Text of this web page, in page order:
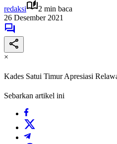
redaksi
2 min baca
26 Desember 2021
×
Kades Satui Timur Apresiasi
Sebarkan artikel ini